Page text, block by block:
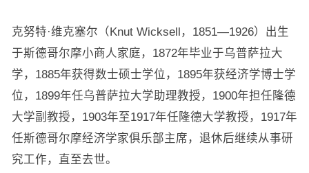
克努特·维克塞尔（Knut Wicksell，1851—1926）出生
于斯德哥尔摩小商人家庭，1872年毕业于乌普萨拉大
学，1885年获得数士硕士学位，1895年获经济学博士学
位，1899年任乌普萨拉大学助理教授，1900年担任隆德
大学副教授，1903年至1917年任隆德大学教授，1917年
任斯德哥尔摩经济学家俱乐部主席，退休后继续从事研
究工作，直至去世。